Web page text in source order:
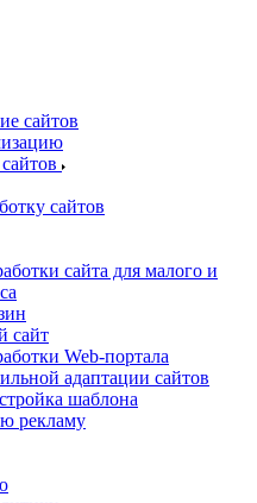
сайтов
сайтов
сайта для малого и
сайт
Web-портала
адаптации сайтов
шаблона
рекламу